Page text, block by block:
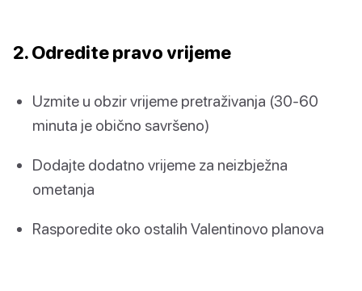
2. Odredite pravo vrijeme
Uzmite u obzir vrijeme pretraživanja (30-60
minuta je obično savršeno)
Dodajte dodatno vrijeme za neizbježna
ometanja
Rasporedite oko ostalih Valentinovo planova